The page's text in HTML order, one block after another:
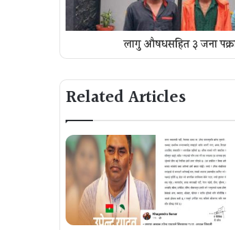
लागु औषधसहित ३ जना
Related Articles